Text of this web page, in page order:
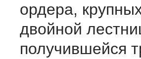
ордера,
двойной
получившейся